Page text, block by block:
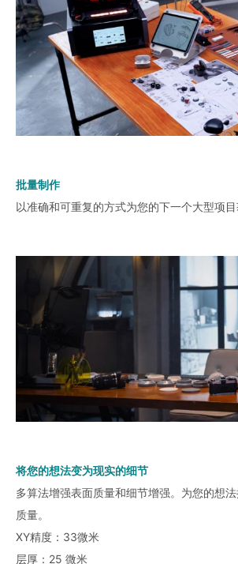
批量制作
以准确和可重复的方式为您的下一个大型项目
将您的想法变为现实的细节
多算法增强表面质量和细节增强。为您的想
质量。
XY精度：33微米
层厚：25 微米